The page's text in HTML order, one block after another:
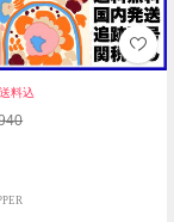
送料込